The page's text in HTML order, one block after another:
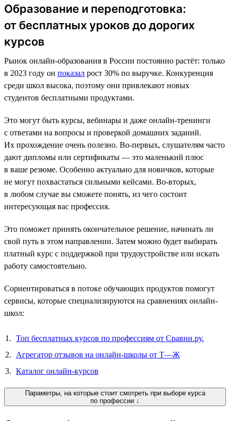
Образование и переподготовка:
от бесплатных уроков до дорогих
курсов
Рынок онлайн-образования в России постоянно растёт: только
в 2023 году он показал рост 30% по выручке. Конкуренция
среди школ высока, поэтому они привлекают новых
студентов бесплатными продуктами.
Это могут быть курсы, вебинары и даже онлайн-тренинги
с ответами на вопросы и проверкой домашних заданий.
Их прохождение очень полезно. Во-первых, слушателям часто
дают дипломы или сертификаты — это маленький плюс
в ваше резюме. Особенно актуально для новичков, которые
не могут похвастаться сильными кейсами. Во-вторых,
в любом случае вы сможете понять, из чего состоит
интересующая вас профессия.
Это поможет принять окончательное решение, начинать ли
свой путь в этом направлении. Затем можно будет выбирать
платный курс с поддержкой при трудоустройстве или искать
работу самостоятельно.
Сориентироваться в потоке обучающих продуктов помогут
сервисы, которые специализируются на сравнениях онлайн-
школ:
Топ бесплатных курсов по профессиям от Сравни.ру.
Агрегатор отзывов на онлайн-школы от Т—Ж
Каталог онлайн-курсов
Параметры, на которые стоит смотреть при выборе курса
по профессии ↓